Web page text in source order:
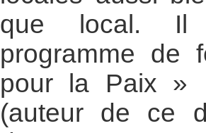
que local. Il
programme de
pour la Paix »
(auteur de ce